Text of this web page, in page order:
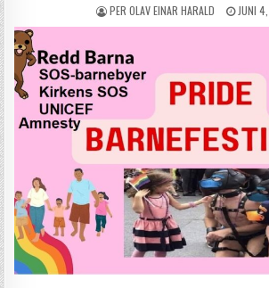
AUTHOR:
PER OLAV EINAR HARALD JUNI